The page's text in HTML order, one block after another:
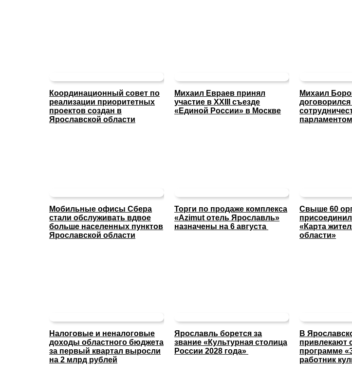
Координационный совет по
реализации приоритетных
проектов создан в
Ярославской области
Михаил Евраев принял
участие в XXIII съезде
«Единой России» в Москве
Михаил
Мобильные офисы Сбера
стали обслуживать вдвое
больше населенных пунктов
Ярославской области
Торги по продаже комплекса
«Azimut отель Ярославль»
назначены на 6 августа
Свыше 60
«Карта
области»
Налоговые и неналоговые
доходы областного бюджета
за первый квартал выросли
на 2 млрд рублей
Ярославль борется за
звание «Культурная столица
России 2028 года»
В
привлекают
программе
работник